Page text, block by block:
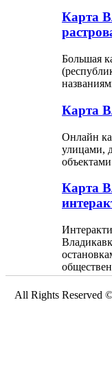
Карта
Большая
Карта
Онлайн
улицами,
Карта
All Rights Reserved